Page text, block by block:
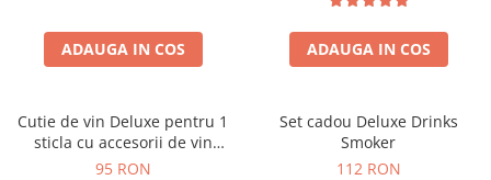
ADAUGA IN COS ADAUGA IN COS
Cutie de vin Deluxe pentru 1
sticla cu accesorii de vin
incluse interior oranj
95 RON
Set cadou Deluxe Drinks
Smoker
112 RON